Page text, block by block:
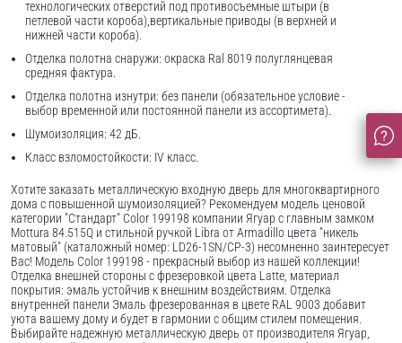
технологических отверстий под противосъемные штыри (в
петлевой части короба),вертикальные приводы (в верхней и
нижней части короба).
Отделка полотна снаружи: окраска Ral 8019 полуглянцевая
средняя фактура.
Отделка полотна изнутри: без панели (обязательное условие -
выбор временной или постоянной панели из ассортимета).
Шумоизоляция: 42 дБ.
Класс взломостойкости: IV класс.
Хотите заказать металлическую входную дверь для многоквартирного
дома с повышенной шумоизоляцией? Рекомендуем модель ценовой
категории "Стандарт" Color 199198 компании Ягуар с главным замком
Mottura 84.515Q и стильной ручкой Libra от Armadillo цвета "никель
матовый" (каталожный номер: LD26-1SN/CP-3) несомненно заинтересует
Вас! Модель Color 199198 - прекрасный выбор из нашей коллекции!
Отделка внешней стороны с фрезеровкой цвета Latte, материал
покрытия: эмаль устойчив к внешним воздействиям. Отделка
внутренней панели Эмаль фрезерованная в цвете RAL 9003 добавит
уюта вашему дому и будет в гармонии с общим стилем помещения.
Выбирайте надежную металлическую дверь от производителя Ягуар,